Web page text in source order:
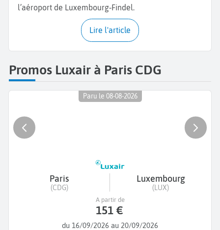
l’aéroport de Luxembourg‑Findel.
Lire l'article
Promos Luxair à Paris CDG
Paru le 08-08-2026
Paris
(CDG)
Luxembourg
(LUX)
du 16/09/2026 au 20/09/2026
A partir de
151 €